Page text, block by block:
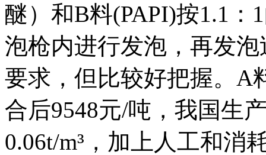
醚）和B料(PAPI)按1.1
泡枪内进行发泡，再发
要求，但比较好把握。A
合后9548元/吨，我国生
0.06t/m³，加上人工和消